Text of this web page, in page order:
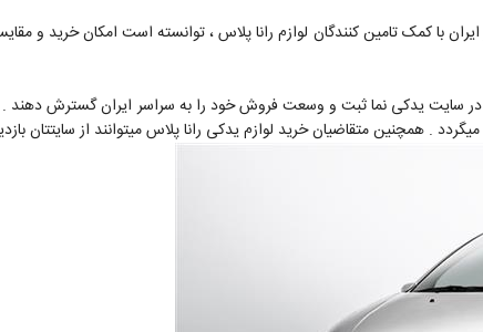
با کمک تامین کنندگان لوازم رانا پلاس ، توانسته است امکان خرید و
در سایت یدکی نما ثبت و وسعت فروش خود را به سراسر ایران گسترش
. همچنین متقاضیان خرید لوازم یدکی رانا پلاس میتوانند از سایتتان